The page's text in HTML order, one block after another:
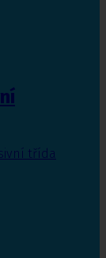
třída